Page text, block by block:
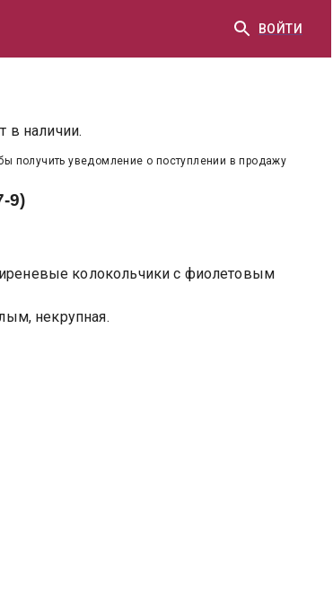
ВОЙТИ
в наличии.
получить уведомление о поступлении в продажу
9)
колокольчики с фиолетовым
некрупная.